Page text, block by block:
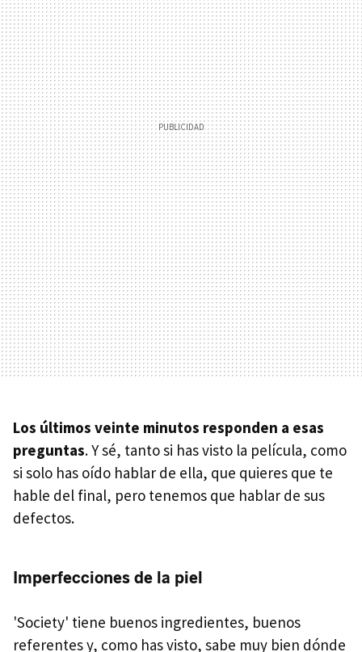
Los últimos veinte minutos responden a esas
preguntas. Y sé, tanto si has visto la película, como
si solo has oído hablar de ella, que quieres que te
hable del final, pero tenemos que hablar de sus
defectos.
Imperfecciones de la piel
'Society' tiene buenos ingredientes, buenos
referentes y, como has visto, sabe muy bien dónde